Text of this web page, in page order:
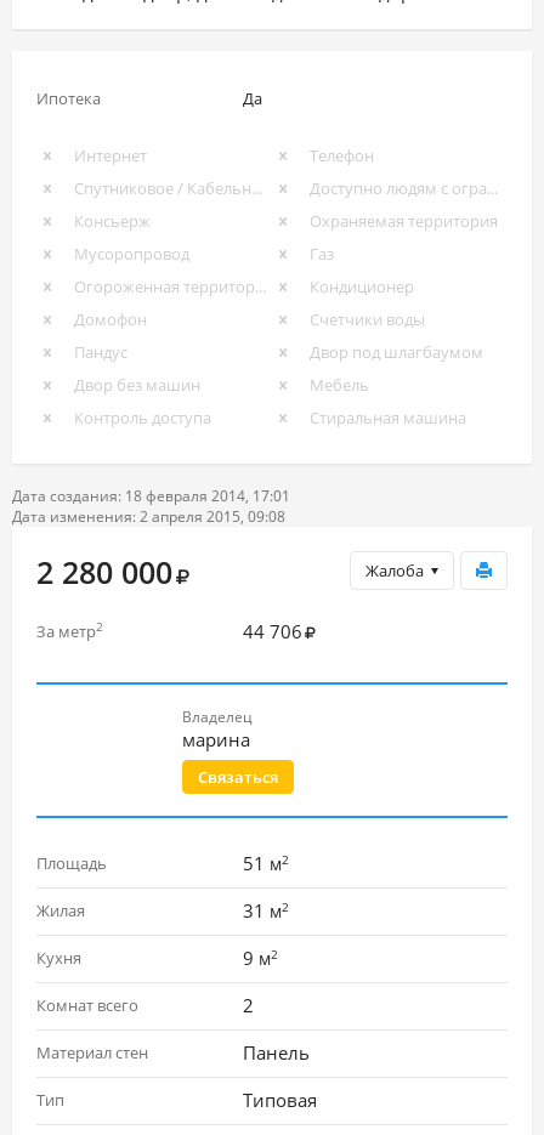
Ипотека Да
Интернет
Телефон
Консьерж
Охраняемая территория
Мусоропровод
Газ
Кондиционер
Домофон
Счетчики воды
Пандус
Двор под шлагбаумом
Двор без машин
Мебель
Контроль доступа
Стиральная машина
Дата создания: 18 февраля 2014, 17:01
Дата изменения: 2 апреля 2015, 09:08
Жалоба
2 280 000
За метр2 44 706
Владелец
марина
Связаться
Площадь 51 м2
Жилая 31 м2
Кухня 9 м2
Комнат всего 2
Материал стен Панель
Тип Типовая